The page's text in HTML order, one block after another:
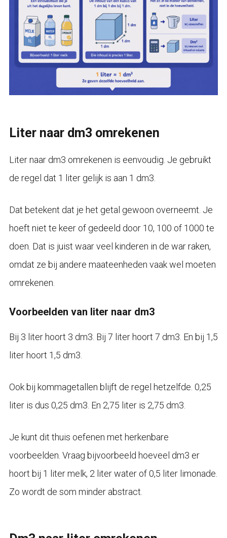
Liter naar dm3 omrekenen
Liter naar dm3 omrekenen is eenvoudig. Je gebruikt
de regel dat 1 liter gelijk is aan 1 dm3.
Dat betekent dat je het getal gewoon overneemt. Je
hoeft niet te keer of gedeeld door 10, 100 of 1000 te
doen. Dat is juist waar veel kinderen in de war raken,
omdat ze bij andere maateenheden vaak wel moeten
omrekenen.
Voorbeelden van liter naar dm3
Bij 3 liter hoort 3 dm3. Bij 7 liter hoort 7 dm3. En bij 1,5
liter hoort 1,5 dm3.
Ook bij kommagetallen blijft de regel hetzelfde. 0,25
liter is dus 0,25 dm3. En 2,75 liter is 2,75 dm3.
Je kunt dit thuis oefenen met herkenbare
voorbeelden. Vraag bijvoorbeeld hoeveel dm3 er
hoort bij 1 liter melk, 2 liter water of 0,5 liter limonade.
Zo wordt de som minder abstract.